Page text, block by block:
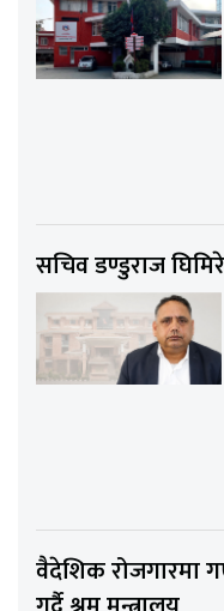
सचिव डण्डुराज
वैदेशिक रोजगारमा